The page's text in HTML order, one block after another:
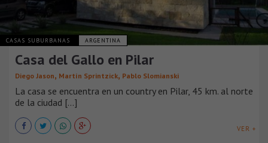
CASAS SUBURBANAS ARGENTINA
Casa del Gallo en Pilar
Diego Jason, Martín Sprintzick, Pablo Slomianski
La casa se encuentra en un country en Pilar, 45 km. al norte
de la ciudad [...]
VER +